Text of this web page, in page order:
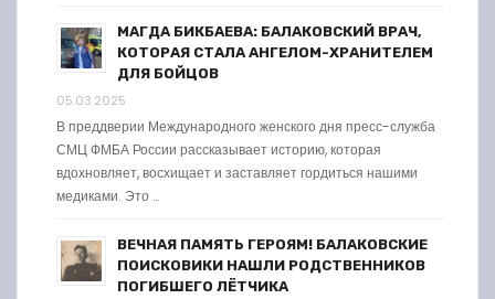
МАГДА БИКБАЕВА: БАЛАКОВСКИЙ ВРАЧ,
КОТОРАЯ СТАЛА АНГЕЛОМ-ХРАНИТЕЛЕМ
ДЛЯ БОЙЦОВ
05.03.2025
В преддверии Международного женского дня пресс-служба
СМЦ ФМБА России рассказывает историю, которая
вдохновляет, восхищает и заставляет гордиться нашими
медиками. Это …
ВЕЧНАЯ ПАМЯТЬ ГЕРОЯМ! БАЛАКОВСКИЕ
ПОИСКОВИКИ НАШЛИ РОДСТВЕННИКОВ
ПОГИБШЕГО ЛЁТЧИКА